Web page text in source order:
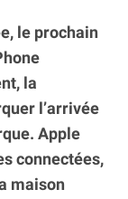
le prochain
la
l’arrivée
Apple
connectées,
maison